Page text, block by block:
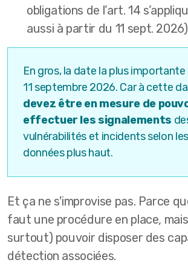
obligations de l’art. 14
aussi à partir du 11 sept.
En gros, la date la plus
11 septembre 2026. Car à cette
devez être en mesure de
effectuer les signalements
vulnérabilités et incidents selon
données plus haut.
Et ça ne s'improvise pas. Parce
faut une procédure en place,
surtout) pouvoir disposer des
détection associées.